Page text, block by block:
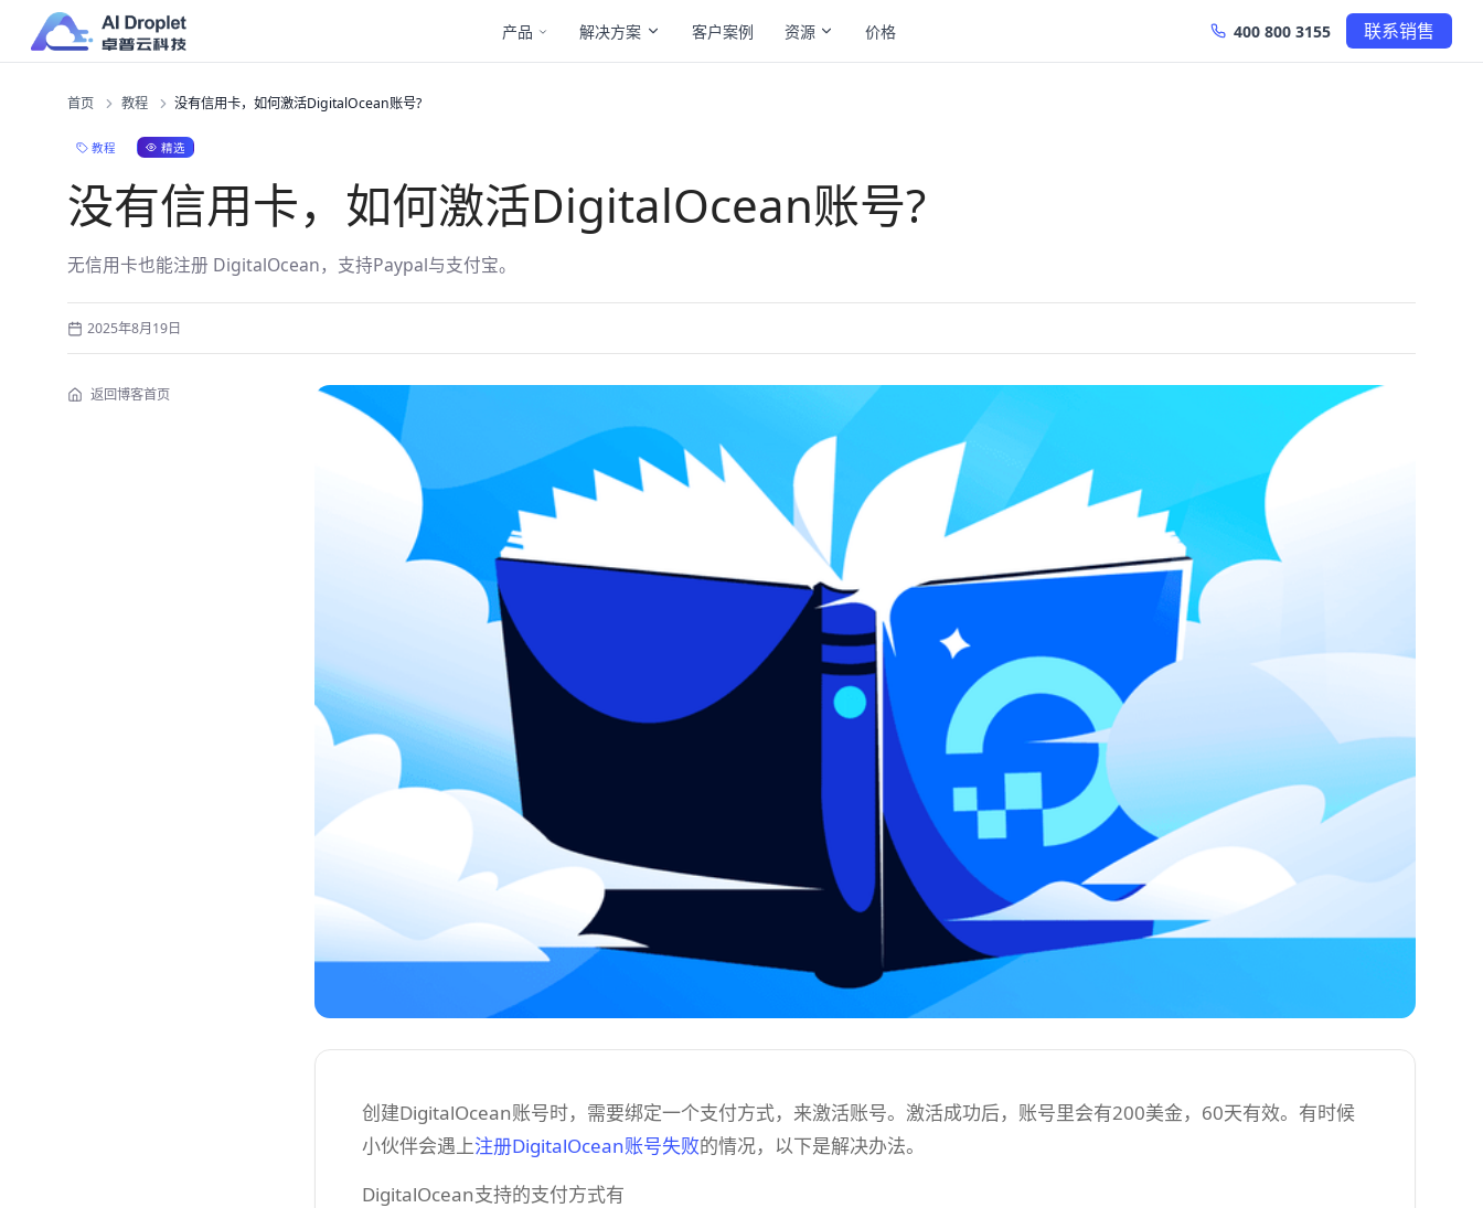
产品 解决方案 客户案例 资源 价格 400 800 3155 联系销售
首页 教程 没有信用卡，如何激活DigitalOcean账号?
教程 精选
没有信用卡，如何激活DigitalOcean账号?
无信用卡也能注册 DigitalOcean，支持Paypal与支付宝。
2025年8月19日
返回博客首页
创建DigitalOcean账号时，需要绑定一个支付方式，来激活账号。激活成功后，账号里会有200美金，60天有效。有时候
小伙伴会遇上注册DigitalOcean账号失败的情况，以下是解决办法。
DigitalOcean支持的支付方式有